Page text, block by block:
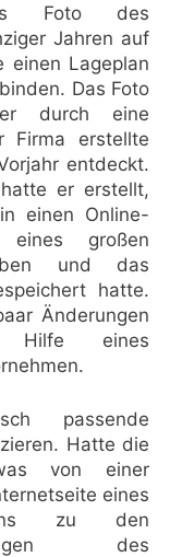
Foto des
Jahren auf
einen Lageplan
Das Foto
durch eine
Firma erstellte
entdeckt.
er erstellt,
einen Online-
großen
und das
hatte.
Änderungen
Hilfe eines
passende
Hatte die
von einer
eines
zu den
des